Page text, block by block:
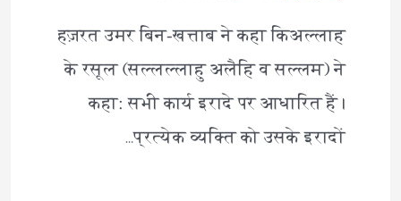
हज़रत उमर बिन-खत्ताब ने कहा किअल्लाह
के रसूल (सल्लल्लाहु अलैहि व सल्लम) ने
कहा: सभी कार्य इरादे पर आधारित हैं।
प्रत्येक व्यक्ति को उसके इरादों…